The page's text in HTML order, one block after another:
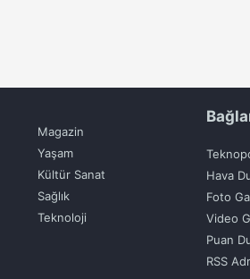
Magazin
Yaşam
Kültür Sanat
Sağlık
Teknoloji
Hava
Foto
Video
Puan
RSS